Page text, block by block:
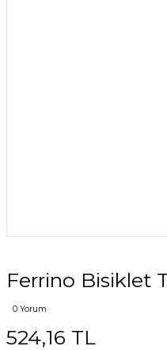
Ferrino Bisiklet
0 Yorum
524,16 TL